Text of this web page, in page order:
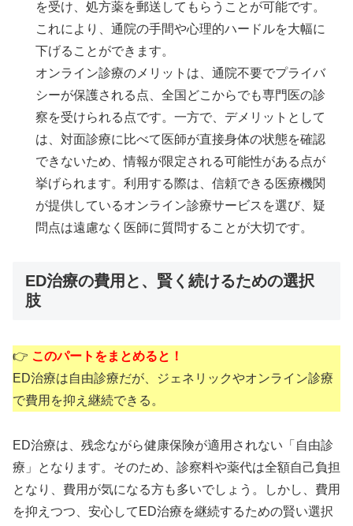
の選択です。
アバナイトで詳細データ確認
を受け、処方薬を郵送してもらうことが可能です。
これにより、通院の手間や心理的ハードルを大幅に
下げることができます。
オンライン診療のメリットは、通院不要でプライバ
シーが保護される点、全国どこからでも専門医の診
察を受けられる点です。一方で、デメリットとして
は、対面診療に比べて医師が直接身体の状態を確認
できないため、情報が限定される可能性がある点が
挙げられます。利用する際は、信頼できる医療機関
が提供しているオンライン診療サービスを選び、疑
問点は遠慮なく医師に質問することが大切です。
ED治療の費用と、賢く続けるための選択
肢
👉 このパートをまとめると！
ED治療は自由診療だが、ジェネリックやオンライン診療
で費用を抑え継続できる。
ED治療は、残念ながら健康保険が適用されない「自由診
療」となります。そのため、診察料や薬代は全額自己負担
となり、費用が気になる方も多いでしょう。しかし、費用
を抑えつつ、安心してED治療を継続するための賢い選択